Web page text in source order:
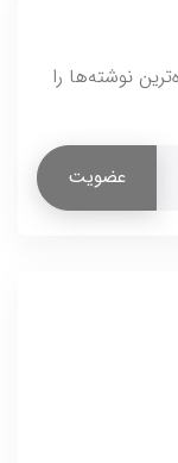
نوشته‌ها را
عضویت